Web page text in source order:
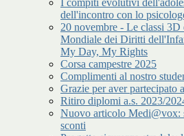
I compiti evolutivi
dell'incontro con lo
20 novembre - Le classi 3D
Mondiale dei Diritti
My Day, My Rights
Corsa campestre 2025
Complimenti al nostro
Grazie per aver partecipato
Ritiro diplomi a.s. 2023/
Nuovo articolo Medi@vox:
sconti